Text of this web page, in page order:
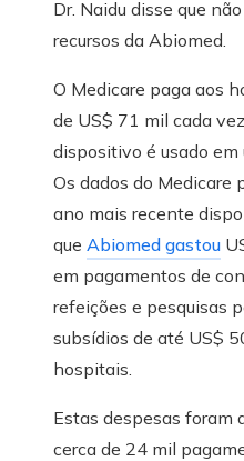
Dr. Naidu disse que
recursos da Abiomed.
O Medicare paga aos
de US$ 71 mil cada
dispositivo é usado em
Os dados do Medicare
ano mais recente
que Abiomed gastou
em pagamentos de
refeições e pesquisas
subsídios de até US$
hospitais.
Estas despesas foram
cerca de 24 mil